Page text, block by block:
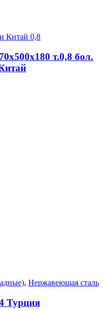
Китай 0,8
т.0,8 бол.
, Нержавеющая сталь
Турция